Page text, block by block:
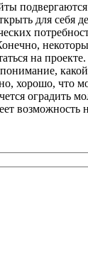
для себя
на
хорошо, что
оградить
возможность